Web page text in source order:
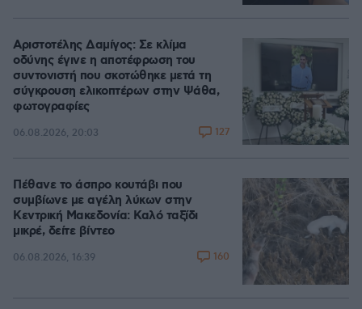
Αριστοτέλης Δαμίγος: Σε κλίμα
οδύνης έγινε η αποτέφρωση του
συντονιστή που σκοτώθηκε μετά τη
σύγκρουση ελικοπτέρων στην Ψάθα,
φωτογραφίες
06.08.2026, 20:03 127
Πέθανε το άσπρο κουτάβι που
συμβίωνε με αγέλη λύκων στην
Κεντρική Μακεδονία: Καλό ταξίδι
μικρέ, δείτε βίντεο
06.08.2026, 16:39 160